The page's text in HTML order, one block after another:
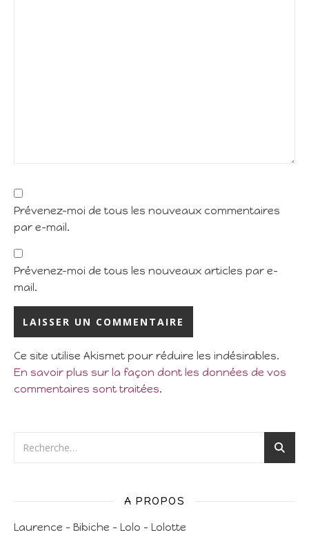
Prévenez-moi de tous les nouveaux commentaires
par e-mail.
Prévenez-moi de tous les nouveaux articles par e-
mail.
Ce site utilise Akismet pour réduire les indésirables.
En savoir plus sur la façon dont les données de vos
commentaires sont traitées.
A PROPOS
Laurence – Bibiche – Lolo – Lolotte